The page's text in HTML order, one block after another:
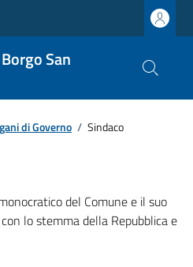
San
di Governo / Sindaco
del Comune e il suo
lo stemma della Repubblica e